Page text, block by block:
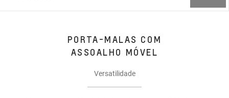
PORTA-MALAS COM
ASSOALHO MÓVEL
Versatilidade